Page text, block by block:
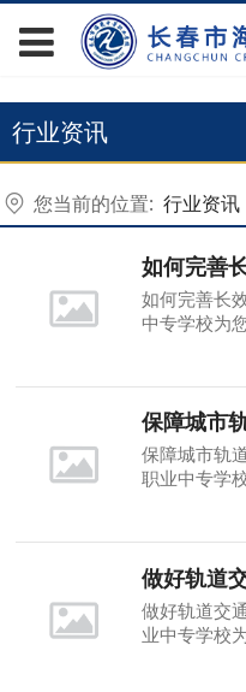
行业资讯
您当前的位置: 行业资讯
如何完善
如何完善长
中专学校为
请阅读完善
保障城市轨
职业中专学
要性能对您
安全运行工
做好轨道
做好轨道交
业中专学校